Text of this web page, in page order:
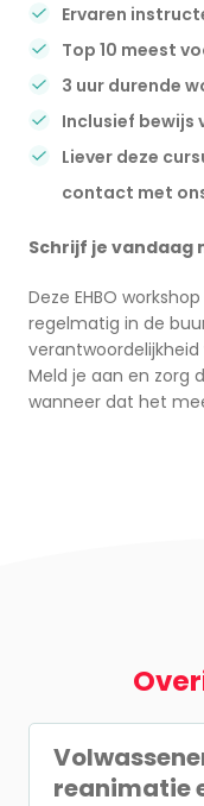
Ervaren
Top 10 meest
3 uur durende
Inclusief bewijs
Liever deze
contact met
Schrijf je vandaag
Deze EHBO
regelmatig in de
Meld je aan en zorg
wanneer dat het
reanimatie